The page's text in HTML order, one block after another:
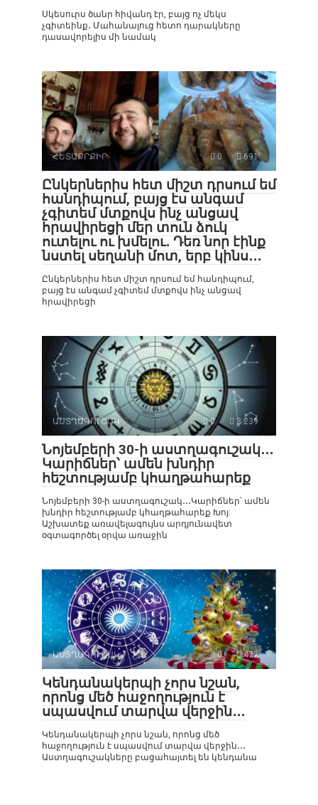
Սկեսուրս ծանր հիվանդ էր, բայց ոչ մեկս
չգիտեինք․ Մահանալուց հետո դարակները
դասավորելիս մի նամակ
ՀԵՏԱՔՐՔԻՐ 0 691
Ընկերներիս հետ միշտ դրսում եմ
հանդիպում, բայց էս անգամ
չգիտեմ մտքովս ինչ անցավ
հրավիրեցի մեր տուն ձուկ
ուտելու ու խմելու․ Դեռ նոր էինք
նստել սեղանի մոտ, երբ կինս․․․
Ընկերներիս հետ միշտ դրսում եմ հանդիպում,
բայց էս անգամ չգիտեմ մտքովս ինչ անցավ
հրավիրեցի
ԱՍՏՂԱԳՈՒՇԱԿ 0 3 239
Նոյեմբերի 30-ի աստղագուշակ․․․
Կարիճներ՝ ամեն խնդիր
հեշտությամբ կհաղթահարեք
Նոյեմբերի 30-ի աստղագուշակ․․․Կարիճներ՝ ամեն
խնդիր հեշտությամբ կհաղթահարեք Խոյ:
Աշխատեք առավելագույնս արդյունավետ
օգտագործել օրվա առաջին
ԱՍՏՂԱԳՈՒՇԱԿ 0 472
Կենդանակերպի չորս նշան,
որոնց մեծ հաջողություն է
սպասվում տարվա վերջին․․․
Կենդանակերպի չորս նշան, որոնց մեծ
հաջողություն է սպասվում տարվա վերջին․․․
Աստղագուշակները բացահայտել են կենդանա